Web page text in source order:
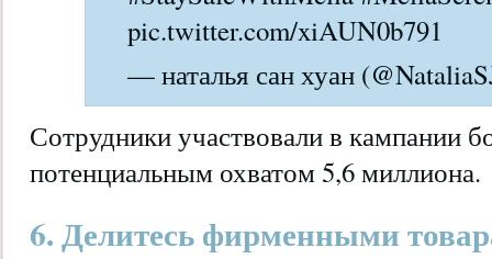
pic.twitter.com/xiAUN0b791
— наталья сан хуан
Сотрудники участвовали в кампании
потенциальным охватом 5,6 миллиона.
6. Делитесь фирменными